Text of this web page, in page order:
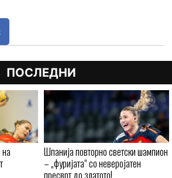
ПОСЛЕДНИ
Шпанија повторно светски шампион
– „фуријата“ со неверојатен
пресврт до златото!